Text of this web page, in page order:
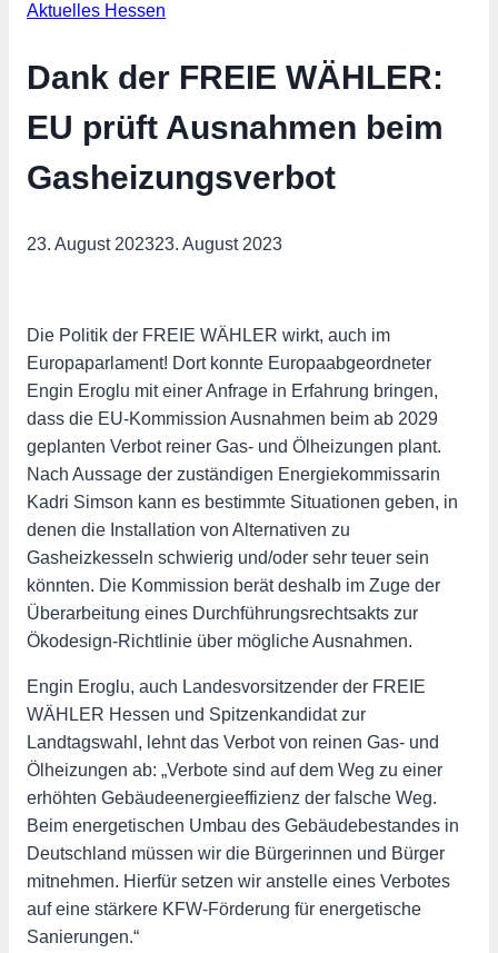
Aktuelles Hessen
Dank der FREIE WÄHLER:
EU prüft Ausnahmen beim
Gasheizungsverbot
23. August 202323. August 2023
Die Politik der FREIE WÄHLER wirkt, auch im
Europaparlament! Dort konnte Europaabgeordneter
Engin Eroglu mit einer Anfrage in Erfahrung bringen,
dass die EU-Kommission Ausnahmen beim ab 2029
geplanten Verbot reiner Gas- und Ölheizungen plant.
Nach Aussage der zuständigen Energiekommissarin
Kadri Simson kann es bestimmte Situationen geben, in
denen die Installation von Alternativen zu
Gasheizkesseln schwierig und/oder sehr teuer sein
könnten. Die Kommission berät deshalb im Zuge der
Überarbeitung eines Durchführungsrechtsakts zur
Ökodesign-Richtlinie über mögliche Ausnahmen.
Engin Eroglu, auch Landesvorsitzender der FREIE
WÄHLER Hessen und Spitzenkandidat zur
Landtagswahl, lehnt das Verbot von reinen Gas- und
Ölheizungen ab: „Verbote sind auf dem Weg zu einer
erhöhten Gebäudeenergieeffizienz der falsche Weg.
Beim energetischen Umbau des Gebäudebestandes in
Deutschland müssen wir die Bürgerinnen und Bürger
mitnehmen. Hierfür setzen wir anstelle eines Verbotes
auf eine stärkere KFW-Förderung für energetische
Sanierungen.“